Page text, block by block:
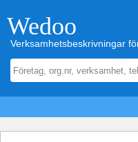
Wedoo
Verksamhetsbeskrivningar